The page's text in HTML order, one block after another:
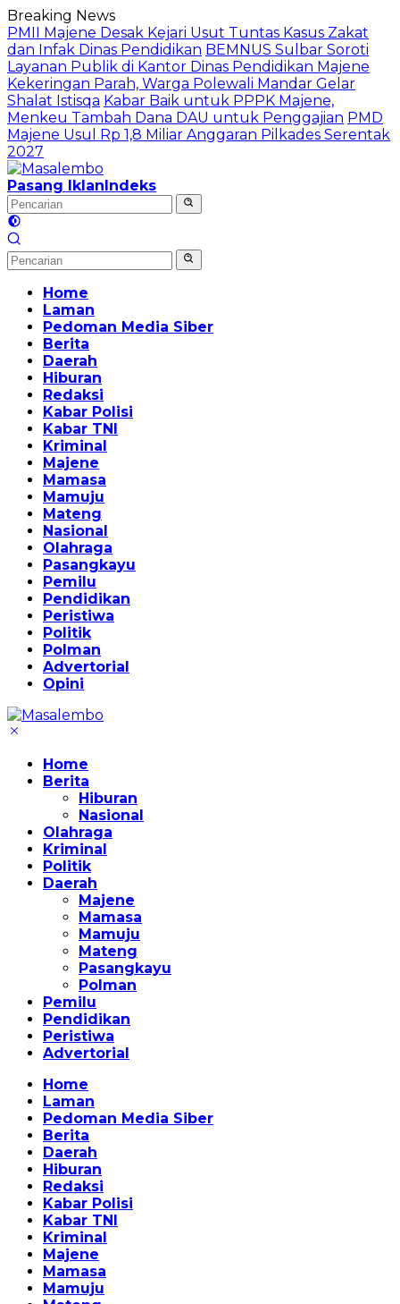
Langsung
ke
konten
Breaking News
PMII Majene Desak Kejari Usut Tuntas Kasus Zakat
dan Infak Dinas Pendidikan BEMNUS Sulbar Soroti
Layanan Publik di Kantor Dinas Pendidikan Majene
Kekeringan Parah, Warga Polewali Mandar Gelar
Shalat Istisqa Kabar Baik untuk PPPK Majene,
Menkeu Tambah Dana DAU untuk Penggajian PMD
Majene Usul Rp 1,8 Miliar Anggaran Pilkades Serentak
2027
Pasang IklanIndeks
Home
Laman
Pedoman Media Siber
Berita
Daerah
Hiburan
Redaksi
Kabar Polisi
Kabar TNI
Kriminal
Majene
Mamasa
Mamuju
Mateng
Nasional
Olahraga
Pasangkayu
Pemilu
Pendidikan
Peristiwa
Politik
Polman
Advertorial
Opini
Home
Berita
Hiburan
Nasional
Olahraga
Kriminal
Politik
Daerah
Majene
Mamasa
Mamuju
Mateng
Pasangkayu
Polman
Pemilu
Pendidikan
Peristiwa
Advertorial
Home
Laman
Pedoman Media Siber
Berita
Daerah
Hiburan
Redaksi
Kabar Polisi
Kabar TNI
Kriminal
Majene
Mamasa
Mamuju